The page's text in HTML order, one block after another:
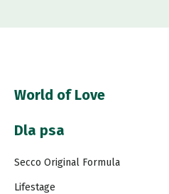
World of Love
Dla psa
Secco Original Formula
Lifestage